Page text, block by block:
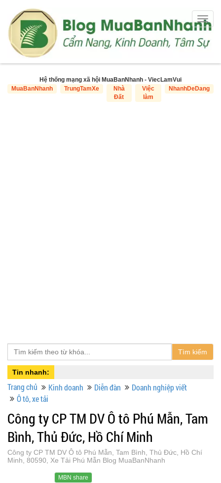
Hệ thống mạng xã hội MuaBanNhanh - ViecLamVui
MuaBanNhanh
TrungTamXe
Nhà
Đất
Việc
làm
NhanhDeDang
Tìm kiếm
Tin nhanh:
Trang chủ Kinh doanh Diễn đàn
Doanh nghiệp viết
Ô tô, xe tải
Công ty CP TM DV Ô tô Phú Mẫn, Tam
Bình, Thủ Đức, Hồ Chí Minh
Công ty CP TM DV Ô tô Phú Mẫn, Tam Bình, Thủ Đức, Hồ Chí
Minh, 80590, Xe Tải Phú Mẫn Blog MuaBanNhanh
MBN share